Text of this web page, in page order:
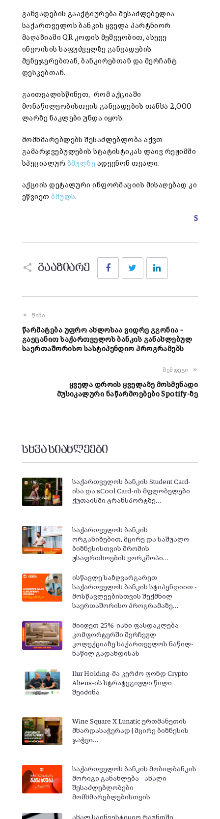
განვადების გააქტიურება შესაძლებელია
საქართველოს ბანკის ყველა პარტნიორ
მაღაზიაში QR კოდის მეშვეობით, ასევე
ინვოისის საფუძველზე განვადების
მენეჯერებთან, ბანკირებთან და მერჩანტ
დესკებთან.
გაითვალისწინეთ, რომ აქციაში
მონაწილეობისთვის განვადების თანხა 2,000
ლარზე ნაკლები უნდა იყოს.
მომხმარებლებს შესაძლებლობა აქვთ
გამარჯვებულების სტატისტიკას ლაივ რეჟიმში
სპეციალურ ბმულზე ადევნონ თვალი.
აქციის დეტალური ინფორმაციის მისაღებად კი
ეწვიეთბმულს.
S
გააზიარე
FacebookTwitter
წინა
წარმატება უფრო ახლოსაა ვიდრე გგონია –
გაეცანით საქართველოს ბანკის განახლებულ
საერთაშორისო სასტიპენდიო პროგრამებს
შემდეგი
ყველა დროის ყველაზე მოსმენადი
მუსიკალური ნაწარმოებები Spotify-ზე
სხვა სიახლეები
საქართველოს ბანკის Student Card-
ისა და sCool Card-ის მფლობელები
ქუთაისში ტრანსპორტზე…
საქართველოს ბანკის
ორგანიზებით, მცირე და საშუალო
ბიზნესისთვის შრომის
უსაფრთხოების ვორკშოპი…
ისწავლე საზღვარგარეთ
საქართველოს ბანკის სტიპენდიით -
მოსწავლეებისთვის შექმნილ
საერთაშორისო პროგრამაზე…
მიიღეთ 25%-იანი ფასდაკლება
კომფორტერში შერჩეულ
კოლექციაზე საქართველოს ნაწილ-
ნაწილ გადახდისას
Ilur Holding-მა კერძო ფონდ Crypto
Aliens-ის სტრატეგიული წილი
შეიძინა
Wine Square X Lunatic ერთმანეთის
მხარდასაჭერად | მცირე ბიზნესის
ჯაჭვი…
საქართველოს ბანკის მობილბანკის
მორიგი განახლება - ახალი
შესაძლებლობები
მომხმარებლებისთვის
ახალ საინვესტიციო რაუნდში